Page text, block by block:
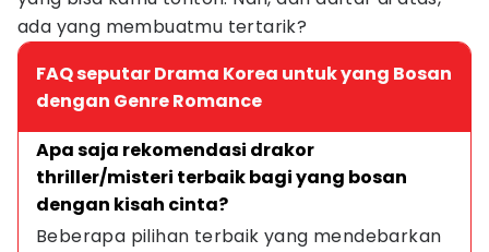
ada yang membuatmu tertarik?
FAQ seputar Drama Korea untuk yang Bosan
dengan Genre Romance
Apa saja rekomendasi drakor
thriller/misteri terbaik bagi yang bosan
dengan kisah cinta?
Beberapa pilihan terbaik yang mendebarkan